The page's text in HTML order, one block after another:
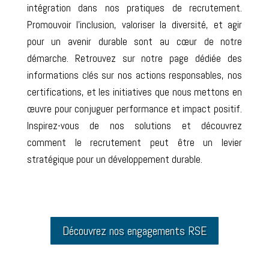
intégration dans nos pratiques de recrutement.
Promouvoir l’inclusion, valoriser la diversité, et agir
pour un avenir durable sont au cœur de notre
démarche. Retrouvez sur notre page dédiée des
informations clés sur nos actions responsables, nos
certifications, et les initiatives que nous mettons en
œuvre pour conjuguer performance et impact positif.
Inspirez-vous de nos solutions et découvrez
comment le recrutement peut être un levier
stratégique pour un développement durable.
Découvrez nos engagements RSE